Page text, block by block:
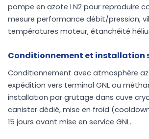
pompe en azote LN2 pour reproduire
mesure performance débit/pression,
températures moteur, étanchéité
Conditionnement et installation
Conditionnement avec atmosphère
expédition vers terminal GNL ou
installation par grutage dans cuve
canister dédié, mise en froid
15 jours avant mise en service GNL.